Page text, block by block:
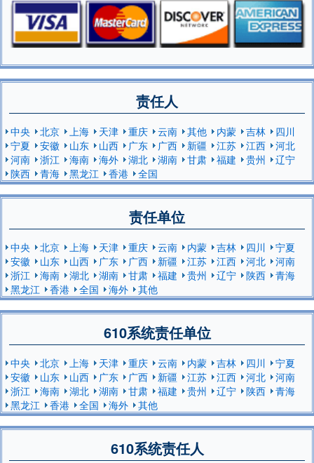
责任人
中央 北京 上海 天津 重庆 云南 其他 内蒙 吉林
四川
宁夏
安徽 山东 山西 广东 广西 新疆 江苏 江西
河北
河南
浙江 海南 海外 湖北 湖南 甘肃 福建 贵州
辽宁
陕西
青海 黑龙江 香港 全国
责任单位
中央 北京 上海 天津 重庆 云南 内蒙 吉林 四川
宁夏
安徽
山东 山西 广东 广西 新疆 江苏 江西 河北
河南
浙江
海南 湖北 湖南 甘肃 福建 贵州 辽宁 陕西
青海
黑龙江
香港 全国 海外 其他
610系统责任单位
中央 北京 上海 天津 重庆 云南 内蒙 吉林 四川
宁夏
安徽
山东 山西 广东 广西 新疆 江苏 江西 河北
河南
浙江
海南 湖北 湖南 甘肃 福建 贵州 辽宁 陕西
青海
黑龙江
香港 全国 海外 其他
610系统责任人